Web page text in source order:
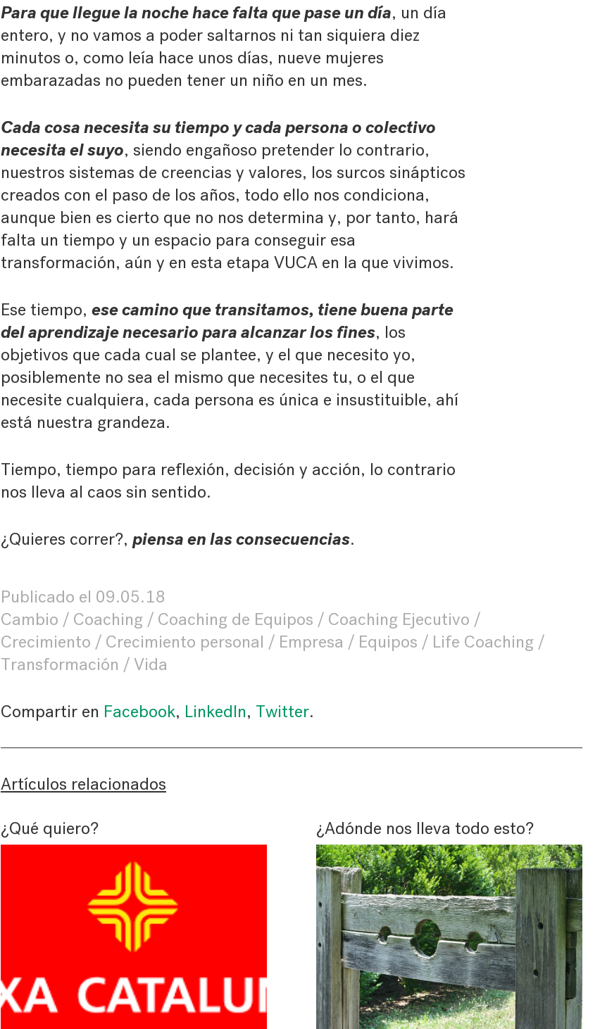
Para que llegue la noche hace falta que pase un día, un día
entero, y no vamos a poder saltarnos ni tan siquiera diez
minutos o, como leía hace unos días, nueve mujeres
embarazadas no pueden tener un niño en un mes.
Cada cosa necesita su tiempo y cada persona o colectivo
necesita el suyo, siendo engañoso pretender lo contrario,
nuestros sistemas de creencias y valores, los surcos sinápticos
creados con el paso de los años, todo ello nos condiciona,
aunque bien es cierto que no nos determina y, por tanto, hará
falta un tiempo y un espacio para conseguir esa
transformación, aún y en esta etapa VUCA en la que vivimos.
Ese tiempo, ese camino que transitamos, tiene buena parte
del aprendizaje necesario para alcanzar los fines, los
objetivos que cada cual se plantee, y el que necesito yo,
posiblemente no sea el mismo que necesites tu, o el que
necesite cualquiera, cada persona es única e insustituible, ahí
está nuestra grandeza.
Tiempo, tiempo para reflexión, decisión y acción, lo contrario
nos lleva al caos sin sentido.
¿Quieres correr?, piensa en las consecuencias.
Publicado el 09.05.18
Cambio
Coaching Coaching de Equipos
Coaching Ejecutivo
Crecimiento
Crecimiento personal Empresa Equipos
Life Coaching
Transformación
Vida
Compartir en Facebook, LinkedIn, Twitter.
Artículos relacionados
¿Qué quiero? ¿Adónde nos lleva todo esto?